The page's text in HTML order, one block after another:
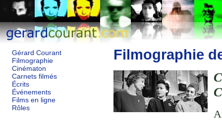
Gérard Courant
Filmographie
Cinématon
Carnets filmés
Écrits
Événements
Films en ligne
Rôles
Filmographie